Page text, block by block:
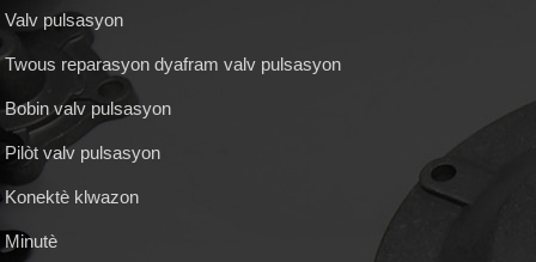
Valv pulsasyon
Twous reparasyon dyafram valv pulsasyon
Bobin valv pulsasyon
Pilòt valv pulsasyon
Konektè klwazon
Minutè